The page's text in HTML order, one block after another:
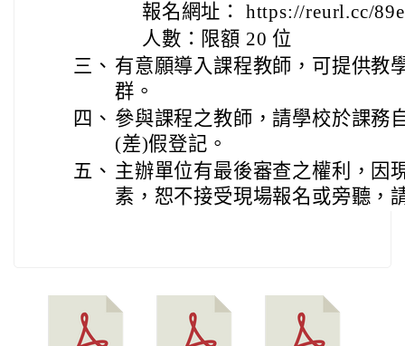
報名網址： https://reurl.cc/
人數：限額 20 位
三、 有意願導入課程教師，可提供教
群。
四、 參與課程之教師，請學校於課務
(差)假登記。
五、 主辦單位有最後審查之權利，因
素，恕不接受現場報名或旁聽，